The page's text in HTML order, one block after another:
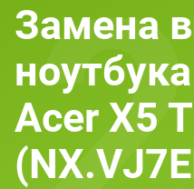
Замена
ноутбука
Acer X5